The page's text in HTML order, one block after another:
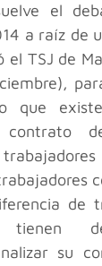
el
a raíz de
el TSJ de
que
contrato
de
tienen
su